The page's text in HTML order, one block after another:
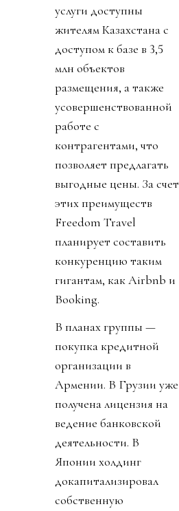
услуги доступны
жителям Казахстана с
доступом к базе в 3,5
млн объектов
размещения, а также
усовершенствованной
работе с
контрагентами, что
позволяет предлагать
выгодные цены. За счет
этих преимуществ
Freedom Travel
планирует составить
конкуренцию таким
гигантам, как Airbnb и
Booking.
В планах группы —
покупка кредитной
организации в
Армении. В Грузии уже
получена лицензия на
ведение банковской
деятельности. В
Японии холдинг
докапитализировал
собственную